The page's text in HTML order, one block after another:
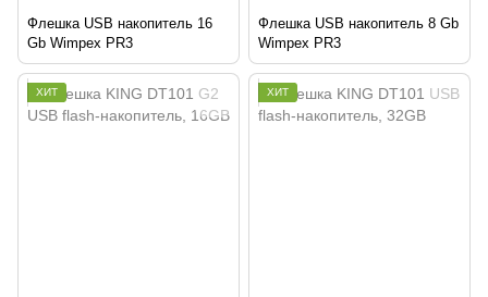
Флешка USB накопитель 16
Gb Wimpex PR3
Флешка USB накопитель 8 Gb
Wimpex PR3
ХИТ ХИТ